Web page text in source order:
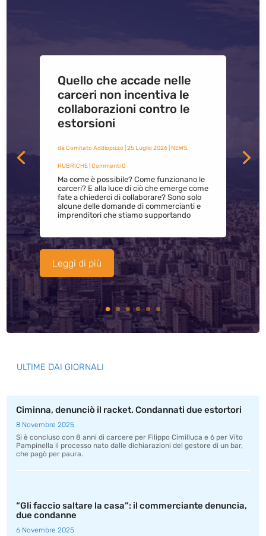
Quello che accade nelle
carceri non incentiva le
collaborazioni contro le
estorsioni
da Comitato Addiopizzo| 25 Luglio 2026| NEWS,
RUBRICHE| Commenti 0
Ma come è possibile? Come funzionano le
carceri? E alla luce di ciò che emerge come
fate a chiederci di collaborare? Sono solo
alcune delle domande di commercianti e
imprenditori che stiamo supportando
Leggi di più
ULTIME DAI GIORNALI
Ciminna, denunciò il racket. Condannati due estortori
8 Novembre 2025
Si è concluso con 8 anni di carcere per Filippo Cimilluca e 6 per Vito
Pampinella il processo nato dalle dichiarazioni del gestore di un bar,
che pagò per paura.
“Gli faccio saltare la casa”: il commerciante denuncia,
due condanne
6 Novembre 2025